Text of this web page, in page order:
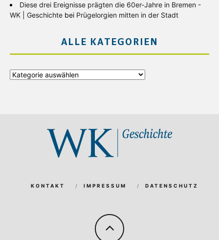
Diese drei Ereignisse prägten die 60er-Jahre in Bremen -
WK | Geschichte bei Prügelorgien mitten in der Stadt
ALLE KATEGORIEN
Alle
KONTAKT IMPRESSUM DATENSCHUTZ